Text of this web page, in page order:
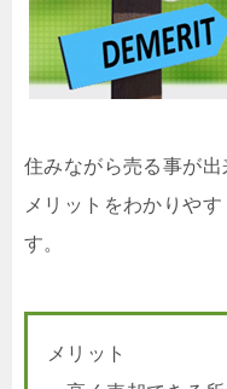
住みながら売る事が
メリットをわかりや
す。
メリット